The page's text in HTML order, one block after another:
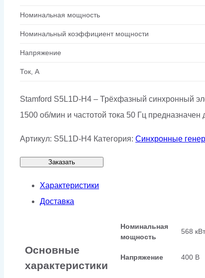
Номинальная мощность
Номинальный коэффициент мощности
Напряжение
Ток, А
Stamford S5L1D-H4 – Трёхфазный синхронный
1500 об/мин и частотой тока 50 Гц
Артикул: S5L1D-H4 Категория: Синхронные
Заказать
Характеристики
Доставка
Основные
характеристики
Номинальная
мощность
568 кВт
Напряжение 400 В